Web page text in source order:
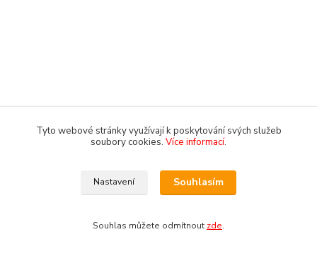
Tyto webové stránky využívají k poskytování svých služeb
soubory cookies. Více informací.
Nastavení Souhlasím
Souhlas můžete odmítnout zde.